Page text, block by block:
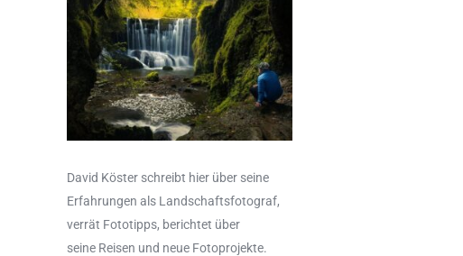
David Köster schreibt hier über seine
Erfahrungen als Landschaftsfotograf,
verrät Fototipps, berichtet über
seine Reisen und neue Fotoprojekte.